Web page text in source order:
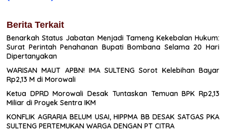
Berita Terkait
Benarkah Status Jabatan Menjadi Tameng Kekebalan Hukum:
Surat Perintah Penahanan Bupati Bombana Selama 20 Hari
Dipertanyakan
WARISAN MAUT APBN! IMA SULTENG Sorot Kelebihan Bayar
Rp2,13 M di Morowali
Ketua DPRD Morowali Desak Tuntaskan Temuan BPK Rp2,13
Miliar di Proyek Sentra IKM
KONFLIK AGRARIA BELUM USAI, HIPPMA BB DESAK SATGAS PKA
SULTENG PERTEMUKAN WARGA DENGAN PT CITRA